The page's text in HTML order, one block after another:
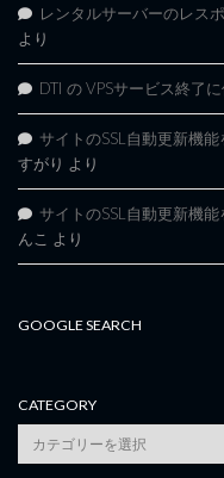
レンタルサーバーのレス
より
DTI の VPSサービス終了
サイトのSSL自動更新機
すがり より
サイトのSSL自動更新機
んこ より
GOOGLE SEARCH
CATEGORY
category